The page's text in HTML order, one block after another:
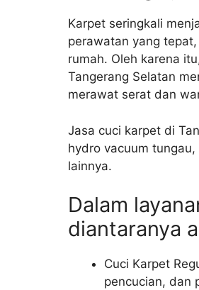
Karpet seringkali
perawatan yang
rumah. Oleh karena
Tangerang Selatan
merawat serat dan
Jasa cuci karpet di
hydro vacuum
lainnya.
Dalam
diantaranya
Cuci Karpet
pencucian, dan